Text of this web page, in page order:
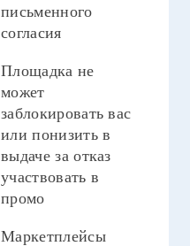
письменного
согласия
Площадка не
может
заблокировать вас
или понизить в
выдаче за отказ
участвовать в
промо
Маркетплейсы